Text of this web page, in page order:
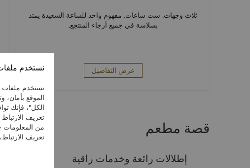
ثلاث وجهات. ست ساعات. مفهوم واحد للساعة السعيدة يمتد
بسلاسة في جميع أرجاء المنتجع.
عرض التفاصيل
قصة مطعم
إطلالات رائعة وخدمات راقية
نستخدم
نستخدم ملفات
الموقع بأمان،
الكل"، فإنك
تعريف
من المعلومات
تعريف